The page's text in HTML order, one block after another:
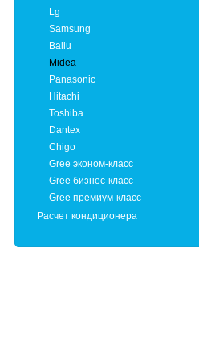
Lg
Samsung
Ballu
Midea
Panasonic
Hitachi
Toshiba
Dantex
Chigo
Gree эконом-класс
Gree бизнес-класс
Gree премиум-класс
Расчет кондиционера